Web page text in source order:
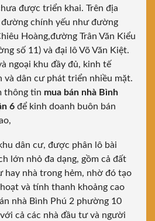
được triển khai. Trên địa
chính yếu như đường
Hoàng,đường Trân Văn Kiểu
số 11) và đại lô Võ Văn Kiệt.
ngoại khu đầy đủ, kinh tế
dân cư phát triển nhiều mặt.
thông tin mua bán nhà Bình
6 để kinh doanh buôn bán
dân cư, được phân lô bài
lớn nhỏ đa dạng, gồm cả đất
hay nhà trong hẻm, nhờ đó tạo
và tính thanh khoảng cao
nhà Bình Phú 2 phường 10
cả các nhà đầu tư và người